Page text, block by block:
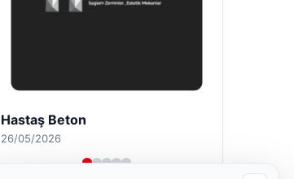
Hastaş Beton
26/05/2026